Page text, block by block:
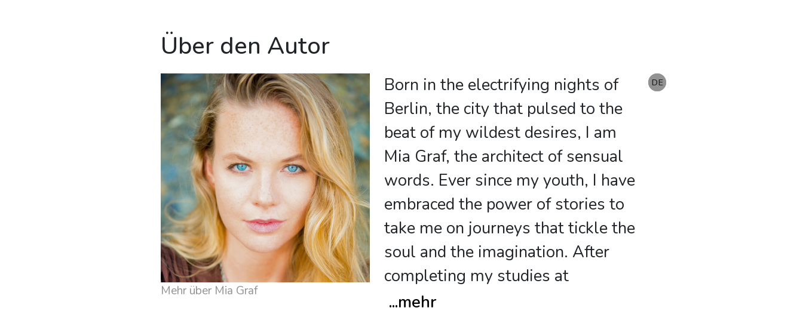
Über den Autor
Mehr über Mia Graf
Born in the electrifying nights of
Berlin, the city that pulsed to the
beat of my wildest desires, I am
Mia Graf, the architect of sensual
words. Ever since my youth, I have
embraced the power of stories to
take me on journeys that tickle the
soul and the imagination. After
completing my studies at
...mehr
EN
DE
DE